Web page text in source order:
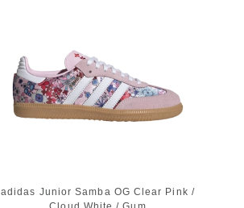
adidas Junior Samba OG Clear Pink /